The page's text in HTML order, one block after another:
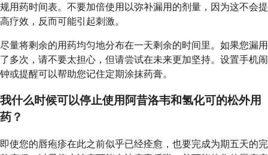
规用药时间表。不要加倍使用以弥补漏用的剂量，因为这不会提
高疗效，反而可能引起刺激。
尽量将剩余的用药均匀地分布在一天剩余的时间里。如果您漏用
了多次，请不要太担心，但请尝试在未来更加坚持。设置手机闹
钟或提醒可以帮助您记住定期涂抹药膏。
我什么时候可以停止使用阿昔洛韦和氢化可的松外用
药？
即使您的唇疱疹在此之前似乎已经痊愈，也要完成为期五天的完